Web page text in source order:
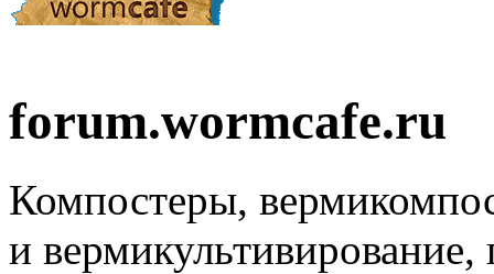
forum.wormcafe.ru
Компостеры,
и